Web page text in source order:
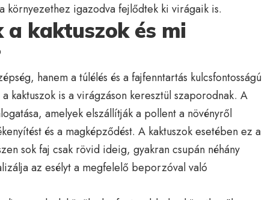
környezethez igazodva fejlődtek ki virágaik is.
kaktuszok és mi
hanem a túlélés és a fajfenntartás kulcsfontosságú
kaktuszok is a virágzáson keresztül szaporodnak. A
amelyek elszállítják a pollent a növényről
és a magképződést. A kaktuszok esetében ez a
sok faj csak rövid ideig, gyakran csupán néhány
az esélyt a megfelelő beporzóval való